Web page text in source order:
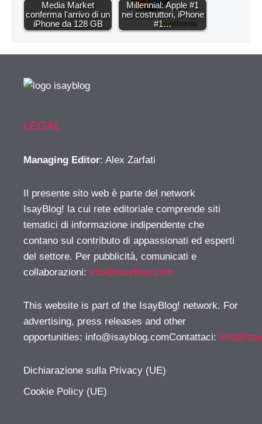
Media Market
conferma l'arrivo di un
iPhone da 128 GB
Millennial: Apple #1
nei costruttori, iPhone
#1…
LEGAL
Managing Editor: Alex Zarfati
Il presente sito web è parte del network
IsayBlog! la cui rete editoriale comprende siti
tematici di informazione indipendente che
contano sul contributo di appassionati ed esperti
del settore. Per pubblicità, comunicati e
collaborazioni: info@isayblog.com
This website is part of the IsayBlog! network. For
advertising, press releases and other
opportunities: info@isayblog.comContattaci:
Dichiarazione sulla Privacy (UE)
Cookie Policy (UE)